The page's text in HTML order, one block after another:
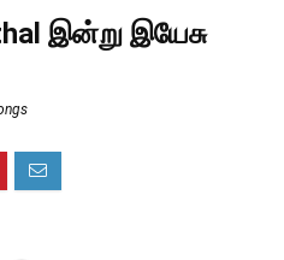
இன்று இயேசு